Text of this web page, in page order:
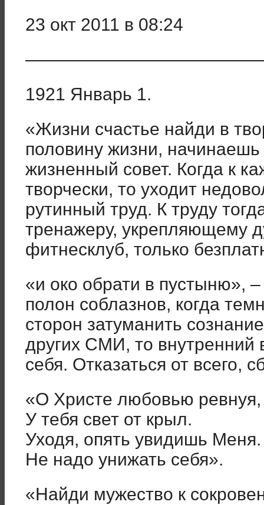
23 окт 2011 в 08:24
1921 Январь 1.
«Жизни счастье найди в
половину жизни,
жизненный совет. Когда к
творчески, то уходит
рутинный труд. К труду
тренажеру, укрепляющему
фитнесклуб, только
«и око обрати в пустыню»,
полон соблазнов, когда
сторон затуманить
других СМИ, то внутренний
себя. Отказаться от всего,
«О Христе любовью ревнуя,
У тебя свет от крыл.
Уходя, опять увидишь Меня.
Не надо унижать себя».
«Найди мужество к